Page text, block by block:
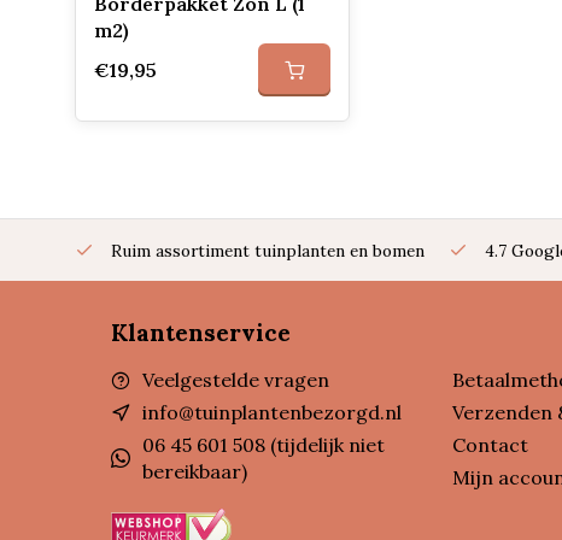
m2)
€19,95
Ruim assortiment tuinplanten en bomen 4.7
Klantenservice
Veelgestelde vragen
info@tuinplantenbezorgd.nl
06 45 601 508 (tijdelijk niet
bereikbaar)
Verzenden
Contact
Mijn